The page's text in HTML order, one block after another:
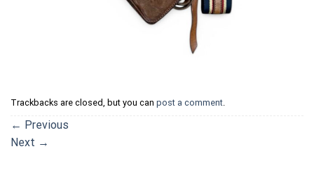
Trackbacks are closed, but you can post a comment.
← Previous
Next →